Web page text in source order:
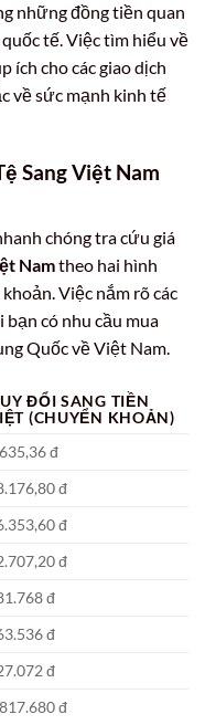
những đồng tiền quan
tế. Việc tìm hiểu về
ích cho các giao dịch
về sức mạnh kinh tế
Sang Việt Nam
chóng tra cứu giá
Namtheo hai hình
Việc nắm rõ các
có nhu cầu mua
Quốc về Việt Nam.
ĐỔI SANG TIỀN
(CHUYỂN KHOẢN)
đ
đ
đ
đ
đ
đ
đ
đ